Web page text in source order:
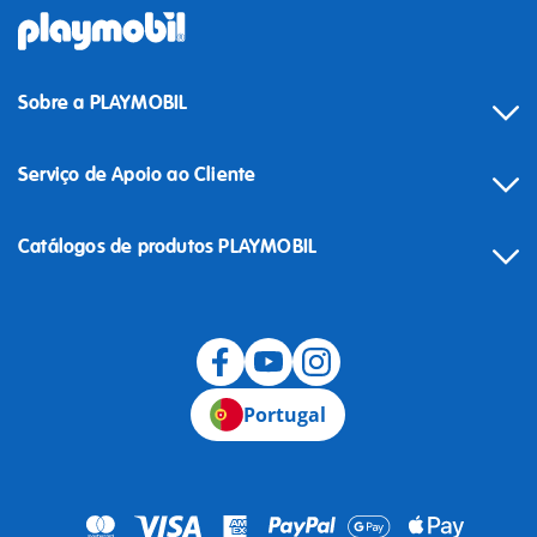
Sobre a PLAYMOBIL
Serviço de Apoio ao Cliente
Catálogos de produtos PLAYMOBIL
Portugal